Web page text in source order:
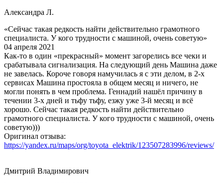
Александра Л.
«Сейчас такая редкость найти действительно грамотного
специалиста. У кого трудности с машиной, очень советую»
04 апреля 2021
Как-то в один «прекрасный» момент загорелись все чеки и
срабатывала сигнализация. На следующий день Машина даже
не завелась. Короче говоря намучилась я с эти делом, в 2-х
сервисах Машина простояла в общем месяц и ничего, не
могли понять в чем проблема. Геннадий нашёл причину в
течении 3-х дней и тьфу тьфу, езжу уже 3-й месяц и всё
хорошо. Сейчас такая редкость найти действительно
грамотного специалиста. У кого трудности с машиной, очень
советую)))
Оригинал отзыва:
https://yandex.ru/maps/org/toyota_elektrik/123507283996/reviews/
Дмитрий Владимирович